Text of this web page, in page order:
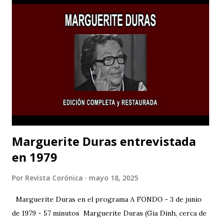
de jueves a sábado. Los integrantes del grupo Teatro
Estudio Alcaraván sienten la necesidad de seguir en la lucha
contra el olvido con la obra teatral “La Caída De Las
Águilas”, una historia que a través del arte contribuye a la
memoria histórica como acción restaurativa y emblemática
de un país donde la guerra se permea las veces que sea
“necesarias” a mano de los actores del conflicto armado. El
teatro se erige como un lugar para reflexionar sobre lo...
Marguerite Duras entrevistada
en 1979
Por Revista Corónica mayo 18, 2025
Marguerite Duras en el programa A FONDO - 3 de junio
de 1979 - 57 minutos Marguerite Duras (Gia Dinh, cerca de